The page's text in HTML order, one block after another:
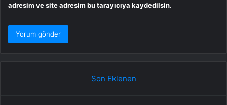
adresim ve site adresim bu tarayıcıya kaydedilsin.
Son Eklenen